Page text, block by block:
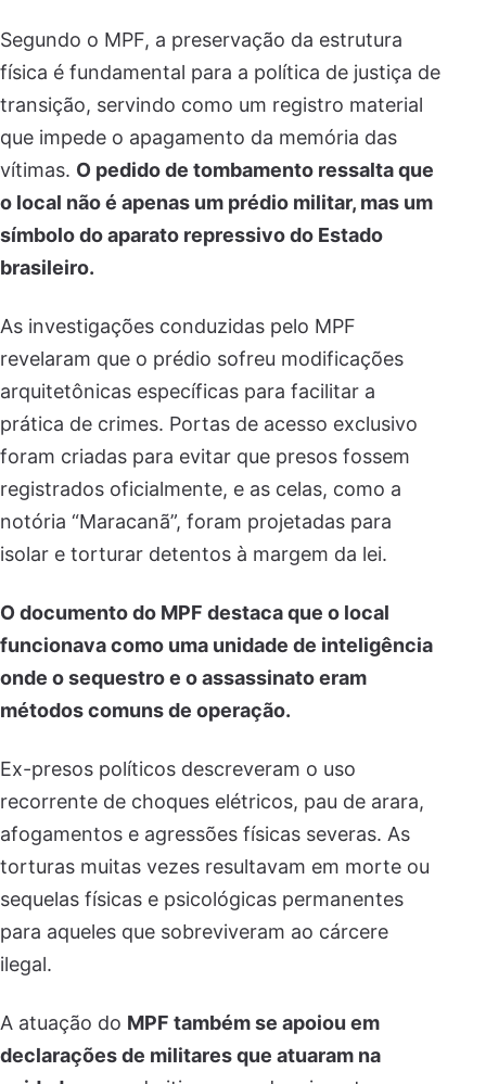
Segundo o MPF, a preservação da estrutura
física é fundamental para a política de justiça de
transição, servindo como um registro material
que impede o apagamento da memória das
vítimas. O pedido de tombamento ressalta que
o local não é apenas um prédio militar, mas um
símbolo do aparato repressivo do Estado
brasileiro.
As investigações conduzidas pelo MPF
revelaram que o prédio sofreu modificações
arquitetônicas específicas para facilitar a
prática de crimes. Portas de acesso exclusivo
foram criadas para evitar que presos fossem
registrados oficialmente, e as celas, como a
notória “Maracanã”, foram projetadas para
isolar e torturar detentos à margem da lei.
O documento do MPF destaca que o local
funcionava como uma unidade de inteligência
onde o sequestro e o assassinato eram
métodos comuns de operação.
Ex-presos políticos descreveram o uso
recorrente de choques elétricos, pau de arara,
afogamentos e agressões físicas severas. As
torturas muitas vezes resultavam em morte ou
sequelas físicas e psicológicas permanentes
para aqueles que sobreviveram ao cárcere
ilegal.
A atuação do MPF também se apoiou em
declarações de militares que atuaram na